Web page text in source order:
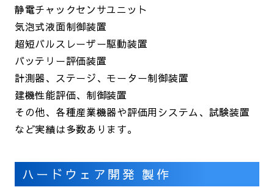
静電チャックセンサユニット
気泡式液面制御装置
超短バルスレーザー駆動装置
バッテリー評価装置
計測器、ステージ、モーター制御装置
建機性能評価、制御装置
その他、各種産業機器や評価用システム、試験装置
など実績は多数あります。
ハードウェア開発 製作